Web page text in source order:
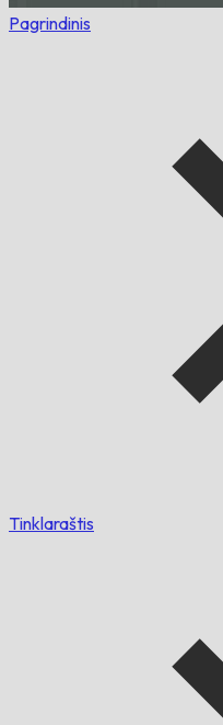
Pagrindinis
Tinklaraštis